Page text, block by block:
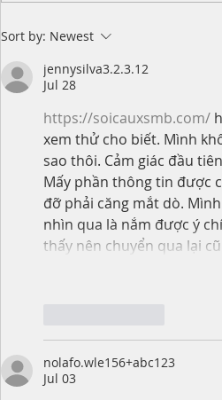
2026 King's Birthday Public
Holiday Operating Hours
Sort by: Newest
jennysilva3.2.3.12
Jul 28
https://soicauxsmb.com/
xem thử cho biết. Mình
sao thôi. Cảm giác đầu
Mấy phần thông tin được
đỡ phải căng mắt dò.
nhìn qua là nắm được ý
thấy nên chuyển qua lại
nolafo.wle156+abc123
Jul 03